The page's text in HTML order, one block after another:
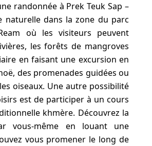
randonnée à Prek Teuk Sap –
naturelle dans la zone du parc
où les visiteurs peuvent
les forêts de mangroves
en faisant une excursion en
des promenades guidées ou
oiseaux. Une autre possibilité
est de participer à un cours
khmère. Découvrez la
vous-même en louant une
vous promener le long de